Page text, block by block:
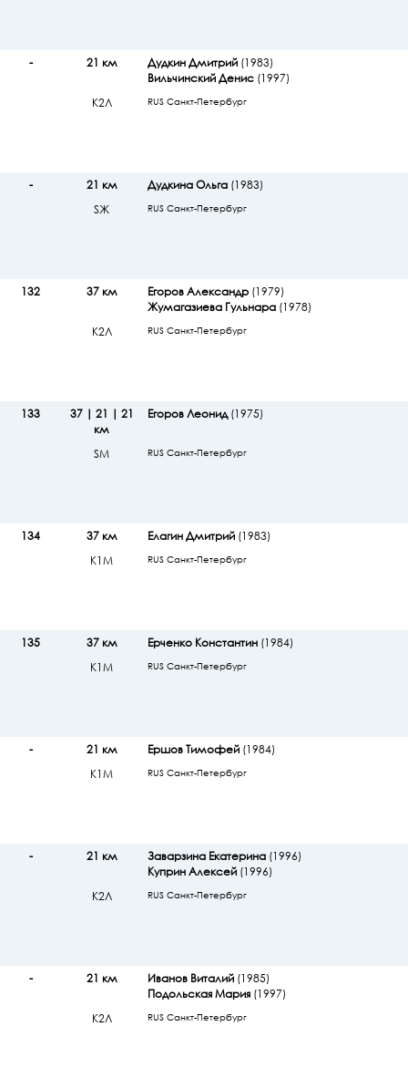
- 21 км
К2Л
Дудкин Дмитрий(1983)
Вильчинский Денис(1997)
RUS Санкт-Петербург
-
21 км
SЖ
Дудкина Ольга(1983)
RUS Санкт-Петербург
132 37 км
К2Л
Егоров Александр(1979)
Жумагазиева Гульнара (1978)
RUS Санкт-Петербург
133
37 | 21 | 21
км
SМ
Егоров Леонид(1975)
RUS Санкт-Петербург
134
37 км
К1М
Елагин Дмитрий(1983)
RUS Санкт-Петербург
135
37 км
К1М
Ерченко Константин(1984)
RUS Санкт-Петербург
-
21 км
К1М
Ершов Тимофей(1984)
RUS Санкт-Петербург
- 21 км
К2Л
Заварзина Екатерина(1996)
Куприн Алексей(1996)
RUS Санкт-Петербург
- 21 км
К2Л
Иванов Виталий(1985)
Подольская Мария(1997)
RUS Санкт-Петербург